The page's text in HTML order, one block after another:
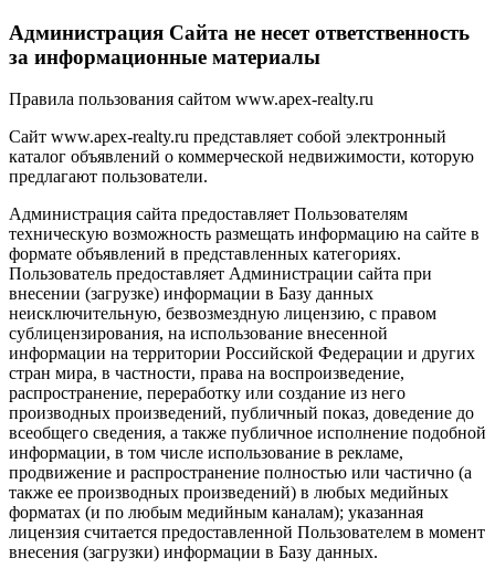
Администрация Сайта не несет ответственность
за информационные материалы
Правила пользования сайтом www.apex-realty.ru
Сайт www.apex-realty.ru представляет собой электронный
каталог объявлений о коммерческой недвижимости, которую
предлагают пользователи.
Администрация сайта предоставляет Пользователям
техническую возможность размещать информацию на сайте в
формате объявлений в представленных категориях.
Пользователь предоставляет Администрации сайта при
внесении (загрузке) информации в Базу данных
неисключительную, безвозмездную лицензию, с правом
сублицензирования, на использование внесенной
информации на территории Российской Федерации и других
стран мира, в частности, права на воспроизведение,
распространение, переработку или создание из него
производных произведений, публичный показ, доведение до
всеобщего сведения, а также публичное исполнение подобной
информации, в том числе использование в рекламе,
продвижение и распространение полностью или частично (а
также ее производных произведений) в любых медийных
форматах (и по любым медийным каналам); указанная
лицензия считается предоставленной Пользователем в момент
внесения (загрузки) информации в Базу данных.